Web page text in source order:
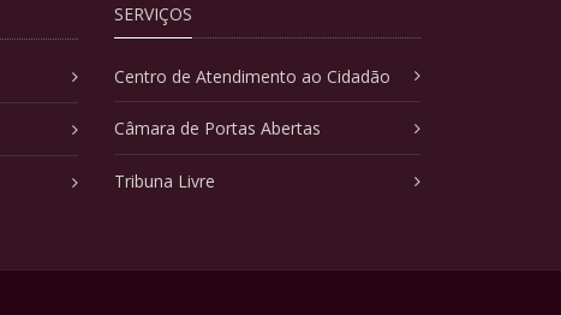
SERVIÇOS
Centro de Atendimento ao Cidadão
Câmara de Portas Abertas
Tribuna Livre